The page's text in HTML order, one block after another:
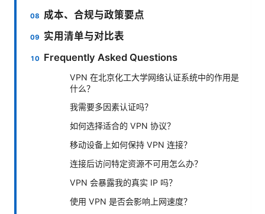
成本、合规与政策要点
实用清单与对比表
Frequently Asked Questions
VPN 在北京化工大学网络认证系统中的作用是
什么？
我需要多因素认证吗？
如何选择适合的 VPN 协议？
移动设备上如何保持 VPN 连接？
连接后访问特定资源不可用怎么办？
VPN 会暴露我的真实 IP 吗？
使用 VPN 是否会影响上网速度？